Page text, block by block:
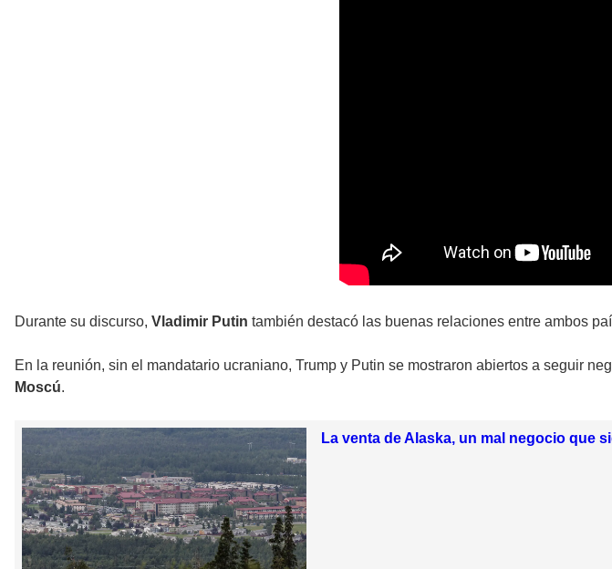
Durante su discurso, Vladimir Putin también destacó las buenas relaciones entre ambos
En la reunión, sin el mandatario ucraniano, Trump y Putin se mostraron abiertos a seguir
Moscú.
La venta de Alaska, un mal negocio que